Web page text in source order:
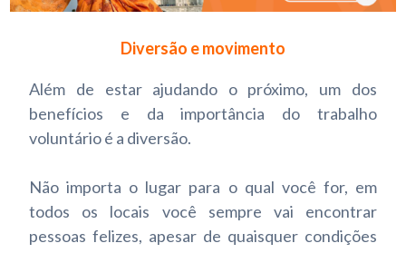
Diversão e movimento
Além de estar ajudando o próximo, um dos
benefícios e da importância do trabalho
voluntário é a diversão.
Não importa o lugar para o qual você for, em
todos os locais você sempre vai encontrar
pessoas felizes, apesar de quaisquer condições